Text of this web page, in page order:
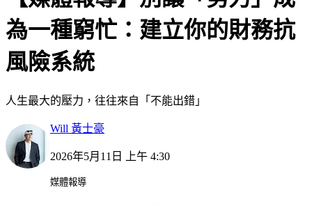
為一種窮忙：建立你的財務抗
風險系統
人生最大的壓力，往往來自「不能出錯」
Will 黃士豪
2026年5月11日 上午 4:30
媒體報導